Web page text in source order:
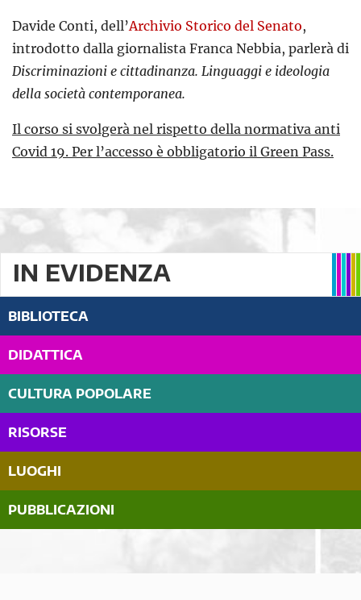
Davide Conti, dell’Archivio Storico del Senato,
introdotto dalla giornalista Franca Nebbia, parlerà di
Discriminazioni e cittadinanza. Linguaggi e ideologia
della società contemporanea.
Il corso si svolgerà nel rispetto della normativa anti
Covid 19. Per l’accesso è obbligatorio il Green Pass.
IN EVIDENZA
BIBLIOTECA
DIDATTICA
CULTURA POPOLARE
RISORSE
LUOGHI
PUBBLICAZIONI